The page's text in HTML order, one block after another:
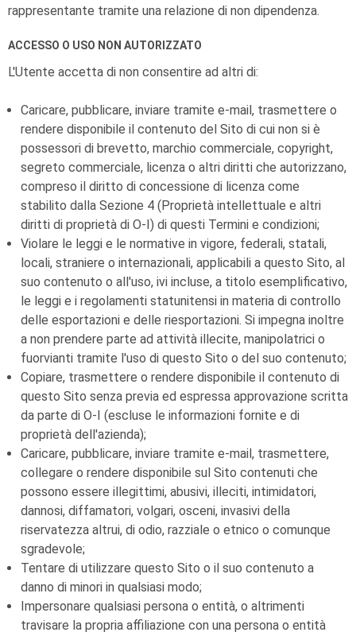
rappresentante tramite una relazione di non dipendenza.
ACCESSO O USO NON AUTORIZZATO
L'Utente accetta di non consentire ad altri di:
Caricare, pubblicare, inviare tramite e-mail, trasmettere o
rendere disponibile il contenuto del Sito di cui non si è
possessori di brevetto, marchio commerciale, copyright,
segreto commerciale, licenza o altri diritti che autorizzano,
compreso il diritto di concessione di licenza come
stabilito dalla Sezione 4 (Proprietà intellettuale e altri
diritti di proprietà di O-I) di questi Termini e condizioni;
Violare le leggi e le normative in vigore, federali, statali,
locali, straniere o internazionali, applicabili a questo Sito, al
suo contenuto o all'uso, ivi incluse, a titolo esemplificativo,
le leggi e i regolamenti statunitensi in materia di controllo
delle esportazioni e delle riesportazioni. Si impegna inoltre
a non prendere parte ad attività illecite, manipolatrici o
fuorvianti tramite l'uso di questo Sito o del suo contenuto;
Copiare, trasmettere o rendere disponibile il contenuto di
questo Sito senza previa ed espressa approvazione scritta
da parte di O-I (escluse le informazioni fornite e di
proprietà dell'azienda);
Caricare, pubblicare, inviare tramite e-mail, trasmettere,
collegare o rendere disponibile sul Sito contenuti che
possono essere illegittimi, abusivi, illeciti, intimidatori,
dannosi, diffamatori, volgari, osceni, invasivi della
riservatezza altrui, di odio, razziale o etnico o comunque
sgradevole;
Tentare di utilizzare questo Sito o il suo contenuto a
danno di minori in qualsiasi modo;
Impersonare qualsiasi persona o entità, o altrimenti
travisare la propria affiliazione con una persona o entità